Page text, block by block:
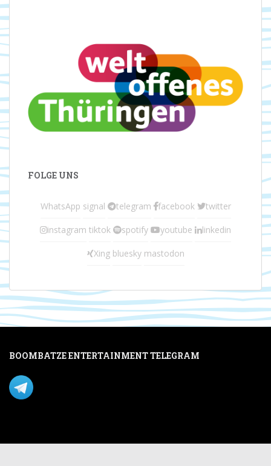
FOLGE UNS
WhatsApp signal telegram facebook twitter
instagram tiktok spotify youtube linkedin
Xing bluesky mastodon
BOOMBATZE ENTERTAINMENT TELEGRAM